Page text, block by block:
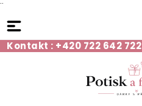
¨
Kontakt : +420 722 642 722